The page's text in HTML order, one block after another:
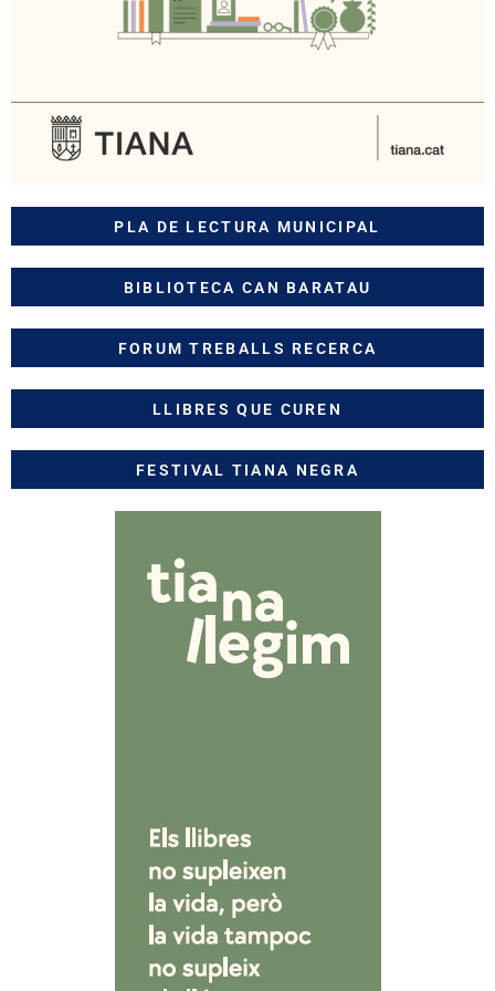
PLA DE LECTURA MUNICIPAL
BIBLIOTECA CAN BARATAU
FORUM TREBALLS RECERCA
LLIBRES QUE CUREN
FESTIVAL TIANA NEGRA